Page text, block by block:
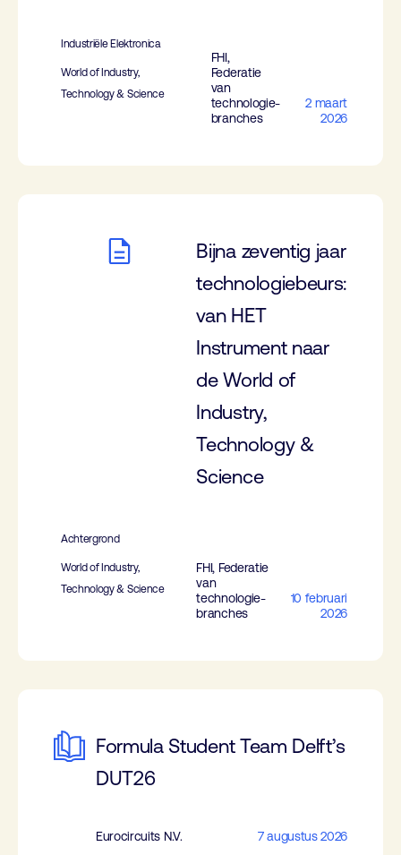
Industriële Elektronica
World of Industry,
Technology & Science
FHI,
Federatie
van
technologie-
branches
2 maart
2026
Bijna zeventig jaar
technologiebeurs:
van HET
Instrument naar
de World of
Industry,
Technology &
Science
Achtergrond
World of Industry,
Technology & Science
FHI, Federatie
van
technologie-
branches
10 februari
2026
Formula Student Team Delft’s
DUT26
Eurocircuits N.V. 7 augustus 2026